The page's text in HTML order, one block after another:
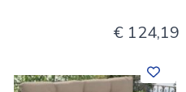
€ 124,19